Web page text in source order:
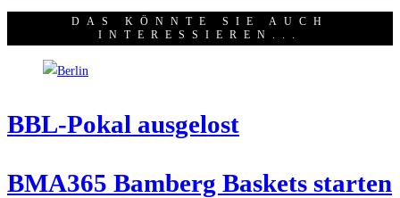
DAS KÖNNTE SIE AUCH
INTERESSIEREN...
BBL-Pokal aus­ge­lost
BMA365 Bam­berg Bas­kets star­ten